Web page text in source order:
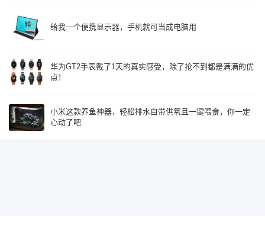
给我一个便携显示器，手机就可当成电脑用
华为GT2手表戴了1天的真实感受，除了抢不到都是满满的优
点！
小米这款养鱼神器，轻松排水自带供氧且一键喂食，你一定
心动了吧